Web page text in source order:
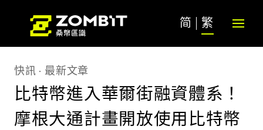
简 繁
快訊 最新文章
比特幣進入華爾街融資體系！
摩根大通計畫開放使用比特幣